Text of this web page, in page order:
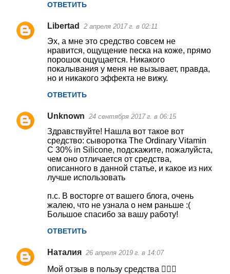
ОТВЕТИТЬ
Libertad 2 апреля 2017 г. в 02:11
Эх, а мне это средство совсем не
нравится, ощущение песка на коже, прямо
порошок ощущается. Никакого
покалывания у меня не вызывает, правда,
но и никакого эффекта не вижу.
ОТВЕТИТЬ
Unknown 24 сентября 2017 г. в 06:15
Здравствуйте! Нашла вот такое вот
средство: сыворотка The Ordinary Vitamin
C 30% in Silicone, подскажите, пожалуйста,
чем оно отличается от средства,
описанного в данной статье, и какое из них
лучше использовать
п.с. В восторге от вашего блога, очень
жалею, что не узнала о нем раньше :(
Большое спасибо за вашу работу!
ОТВЕТИТЬ
Наталия 26 апреля 2019 г. в 14:07
Мой отзыв в пользу средства 🙋🏼‍♀️